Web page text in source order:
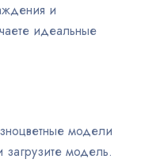
и
идеальные
модели
модель.